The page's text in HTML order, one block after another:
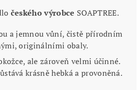
českého výrobce SOAPTREE.
a jemnou vůní, čistě přírodním
originálními obaly.
ale zároveň velmi účinné.
krásně hebká a provoněná.